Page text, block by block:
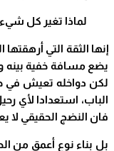
لماذا تغير كل
إنها الثقة التي
يضع مسافة خفية بينه
لكن دواخله تعيش في
الباب، استعدادا لأي
فان النضج الحقيقي لا
بل بناء نوع أعمق من